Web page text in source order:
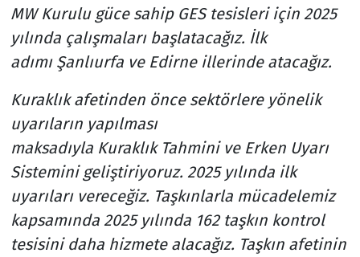
MW Kurulu güce sahip GES tesisleri için 2025
yılında çalışmaları başlatacağız. İlk
adımı Şanlıurfa ve Edirne illerinde atacağız.
Kuraklık afetinden önce sektörlere yönelik
uyarıların yapılması
maksadıyla Kuraklık Tahmini ve Erken Uyarı
Sistemini geliştiriyoruz. 2025 yılında ilk
uyarıları vereceğiz. Taşkınlarla mücadelemiz
kapsamında 2025 yılında 162 taşkın kontrol
tesisini daha hizmete alacağız. Taşkın afetinin